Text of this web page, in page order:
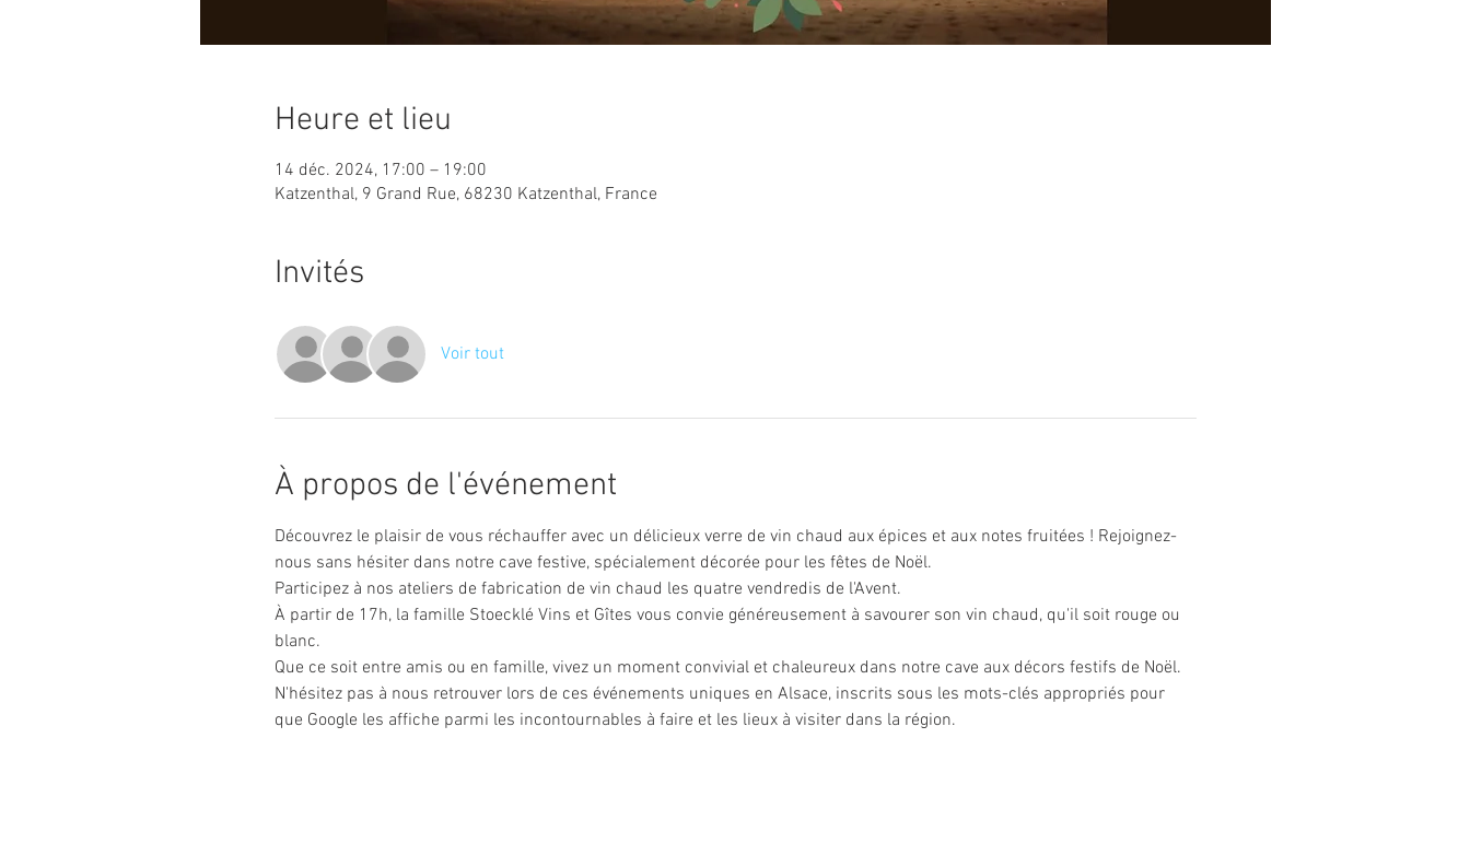
Heure et lieu
14 déc. 2024, 17:00 – 19:00
Katzenthal, 9 Grand Rue, 68230 Katzenthal, France
Invités
Voir tout
À propos de l'événement
Découvrez le plaisir de vous réchauffer avec un délicieux verre de vin chaud aux épices et aux notes fruitées ! Rejoignez-
nous sans hésiter dans notre cave festive, spécialement décorée pour les fêtes de Noël.
Participez à nos ateliers de fabrication de vin chaud les quatre vendredis de l'Avent.
À partir de 17h, la famille Stoecklé Vins et Gîtes vous convie généreusement à savourer son vin chaud, qu'il soit rouge ou
blanc.
Que ce soit entre amis ou en famille, vivez un moment convivial et chaleureux dans notre cave aux décors festifs de Noël.
N'hésitez pas à nous retrouver lors de ces événements uniques en Alsace, inscrits sous les mots-clés appropriés pour
que Google les affiche parmi les incontournables à faire et les lieux à visiter dans la région.